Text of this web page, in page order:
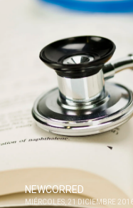
NEWCORRED
MIÉRCOLES, 21 DICIEMBRE